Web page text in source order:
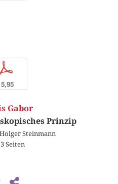
Gabor
Prinzip
Steinmann
Seiten